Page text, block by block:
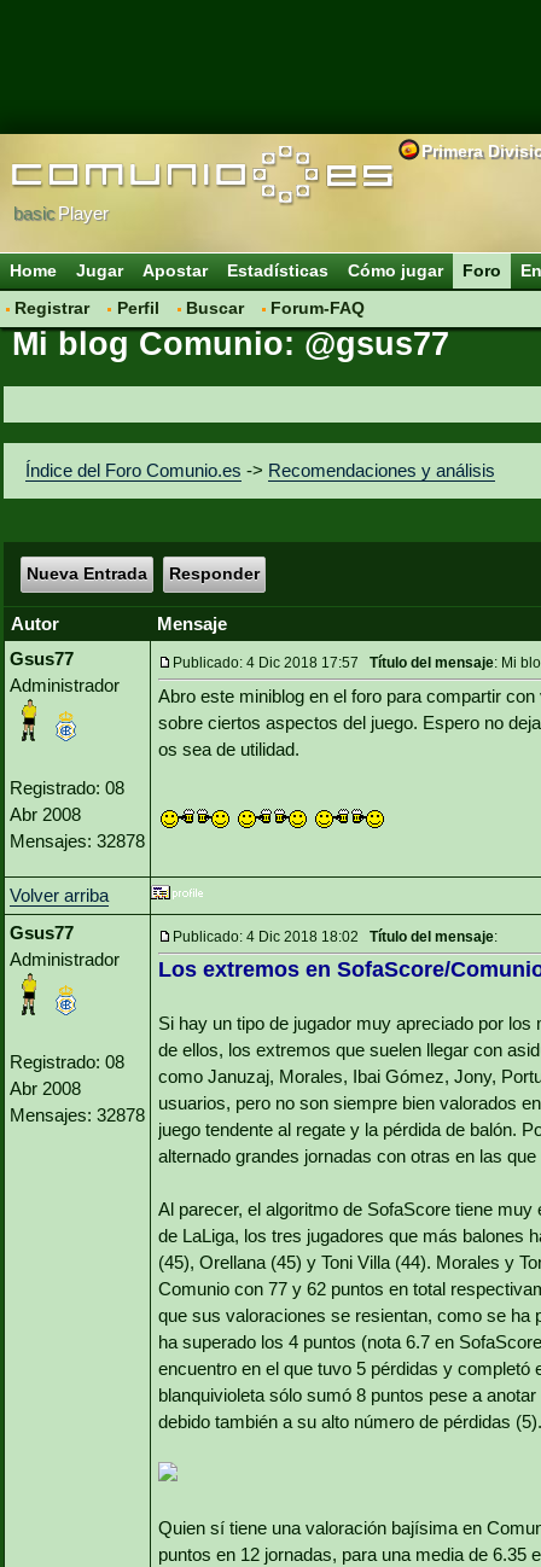
Primera
basicPlayer
Home Jugar Apostar Estadísticas Cómo jugar
Foro
Registrar
Perfil Buscar Forum-FAQ
Mi blog Comunio: @gsus77
Índice del Foro Comunio.es -> Recomendaciones y análisis
Nueva Entrada Responder
Autor
Mensaje
Gsus77
Administrador
Registrado: 08
Abr 2008
Mensajes: 32878
Publicado: 4 Dic 2018 17:57 Título del mensaje: Mi
Abro este miniblog en el foro para compartir
sobre ciertos aspectos del juego. Espero no
os sea de utilidad.
Volver arriba
Gsus77
Administrador
Registrado: 08
Abr 2008
Mensajes: 32878
Publicado: 4 Dic 2018 18:02 Título del mensaje:
Los extremos en SofaScore/
Si hay un tipo de jugador muy apreciado por
de ellos, los extremos que suelen llegar con
como Januzaj, Morales, Ibai Gómez, Jony,
usuarios, pero no son siempre bien valorados
juego tendente al regate y la pérdida de balón.
alternado grandes jornadas con otras en las
Al parecer, el algoritmo de SofaScore tiene
de LaLiga, los tres jugadores que más balones
(45), Orellana (45) y Toni Villa (44). Morales y
Comunio con 77 y 62 puntos en total
que sus valoraciones se resientan, como se ha
ha superado los 4 puntos (nota 6.7 en
encuentro en el que tuvo 5 pérdidas y
blanquivioleta sólo sumó 8 puntos pese a
debido también a su alto número de pérdidas (5).
Quien sí tiene una valoración bajísima en
puntos en 12 jornadas, para una media de 6.35